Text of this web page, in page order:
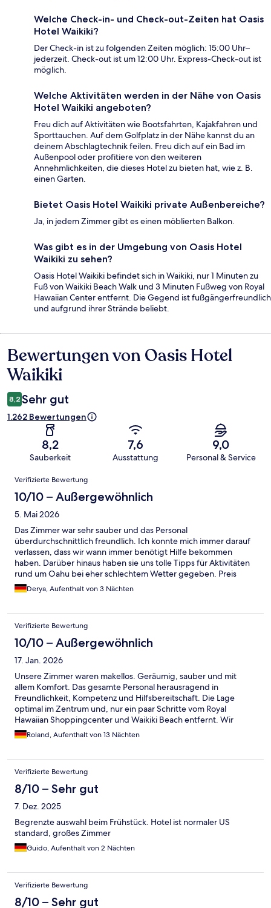
Welche Check-in- und Check-out-Zeiten hat Oasis
Hotel Waikiki?
Der Check-in ist zu folgenden Zeiten möglich: 15:00 Uhr–
jederzeit. Check-out ist um 12:00 Uhr. Express-Check-out ist
möglich.
Welche Aktivitäten werden in der Nähe von Oasis
Hotel Waikiki angeboten?
Freu dich auf Aktivitäten wie Bootsfahrten, Kajakfahren und
Sporttauchen. Auf dem Golfplatz in der Nähe kannst du an
deinem Abschlagtechnik feilen. Freu dich auf ein Bad im
Außenpool oder profitiere von den weiteren
Annehmlichkeiten, die dieses Hotel zu bieten hat, wie z. B.
einen Garten.
Bietet Oasis Hotel Waikiki private Außenbereiche?
Ja, in jedem Zimmer gibt es einen möblierten Balkon.
Was gibt es in der Umgebung von Oasis Hotel
Waikiki zu sehen?
Oasis Hotel Waikiki befindet sich in Waikiki, nur 1 Minuten zu
Fuß von Waikiki Beach Walk und 3 Minuten Fußweg von Royal
Hawaiian Center entfernt. Die Gegend ist fußgängerfreundlich
und aufgrund ihrer Strände beliebt.
Bewertungen
Bewertungen von Oasis Hotel
Waikiki
8,2 Sehr gut
1.262 Bewertungen
8,2
Sauberkeit
7,6
Ausstattung
9,0
Personal & Service
Bewertungen
Verifizierte Bewertung
10/10 – Außergewöhnlich
5. Mai 2026
Das Zimmer war sehr sauber und das Personal
überdurchschnittlich freundlich. Ich konnte mich immer darauf
verlassen, dass wir wann immer benötigt Hilfe bekommen
haben. Darüber hinaus haben sie uns tolle Tipps für Aktivitäten
rund um Oahu bei eher schlechtem Wetter gegeben. Preis
Leistung war top!
Derya, Aufenthalt von 3 Nächten
Verifizierte Bewertung
10/10 – Außergewöhnlich
17. Jan. 2026
Unsere Zimmer waren makellos. Geräumig, sauber und mit
allem Komfort. Das gesamte Personal herausragend in
Freundlichkeit, Kompetenz und Hilfsbereitschaft. Die Lage
optimal im Zentrum und, nur ein paar Schritte vom Royal
Hawaiian Shoppingcenter und Waikiki Beach entfernt. Wir
kommen sehr gerne wieder.
Roland, Aufenthalt von 13 Nächten
Verifizierte Bewertung
8/10 – Sehr gut
7. Dez. 2025
Begrenzte auswahl beim Frühstück. Hotel ist normaler US
standard, großes Zimmer
Guido, Aufenthalt von 2 Nächten
Verifizierte Bewertung
8/10 – Sehr gut